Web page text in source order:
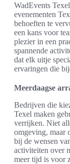
WadEvents
evenementen
behoeften te
een kans voor
plezier in een
spannende
dat elk uitje
ervaringen die
Meerdaagse
Bedrijven die
Texel maken
verrijken. Niet
omgeving, maar
bij de wensen
activiteiten over
meer tijd is voor